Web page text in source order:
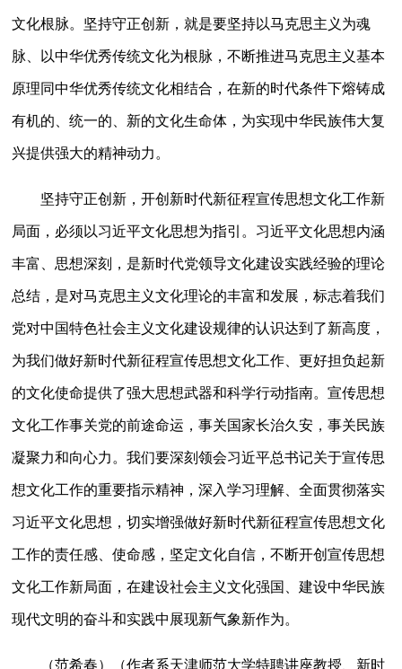
文化根脉。坚持守正创新，就是要坚持以马克思主义为魂
脉、以中华优秀传统文化为根脉，不断推进马克思主义基本
原理同中华优秀传统文化相结合，在新的时代条件下熔铸成
有机的、统一的、新的文化生命体，为实现中华民族伟大复
兴提供强大的精神动力。
坚持守正创新，开创新时代新征程宣传思想文化工作新
局面，必须以习近平文化思想为指引。习近平文化思想内涵
丰富、思想深刻，是新时代党领导文化建设实践经验的理论
总结，是对马克思主义文化理论的丰富和发展，标志着我们
党对中国特色社会主义文化建设规律的认识达到了新高度，
为我们做好新时代新征程宣传思想文化工作、更好担负起新
的文化使命提供了强大思想武器和科学行动指南。宣传思想
文化工作事关党的前途命运，事关国家长治久安，事关民族
凝聚力和向心力。我们要深刻领会习近平总书记关于宣传思
想文化工作的重要指示精神，深入学习理解、全面贯彻落实
习近平文化思想，切实增强做好新时代新征程宣传思想文化
工作的责任感、使命感，坚定文化自信，不断开创宣传思想
文化工作新局面，在建设社会主义文化强国、建设中华民族
现代文明的奋斗和实践中展现新气象新作为。
（范希春）（作者系天津师范大学特聘讲座教授、新时